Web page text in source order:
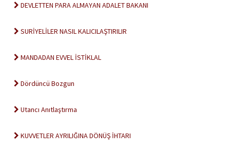
DEVLETTEN PARA ALMAYAN ADALET BAKANI
SURİYELİLER NASIL KALICILAŞTIRILIR
MANDADAN EVVEL İSTİKLAL
Dördüncü Bozgun
Utancı Anıtlaştırma
KUVVETLER AYRILIĞINA DÖNÜŞ İHTARI